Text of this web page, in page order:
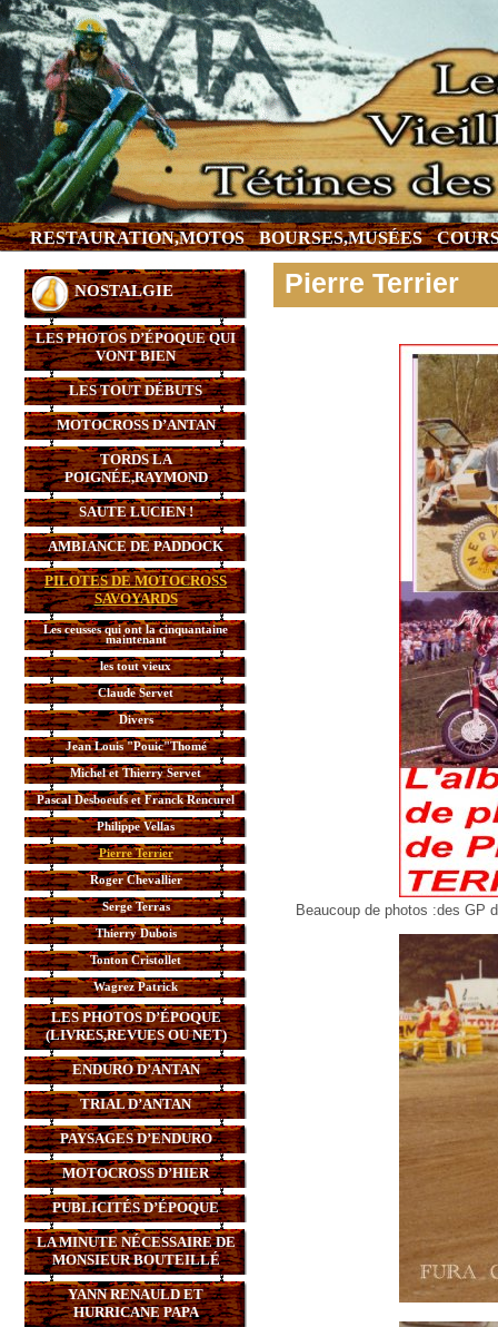
RESTAURATION,MOTOS BOURSES,MUSÉES
NOSTALGIE
LES PHOTOS D’ÉPOQUE QUI
VONT BIEN
LES TOUT DÉBUTS
MOTOCROSS D’ANTAN
TORDS LA
POIGNÉE,RAYMOND
SAUTE LUCIEN !
AMBIANCE DE PADDOCK
PILOTES DE MOTOCROSS
SAVOYARDS
Les ceusses qui ont la cinquantaine
maintenant
les tout vieux
Claude Servet
Divers
Jean Louis "Pouic"Thomé
Michel et Thierry Servet
Pascal Desboeufs et Franck Rencurel
Philippe Vellas
Pierre Terrier
Roger Chevallier
Serge Terras
Thierry Dubois
Tonton Cristollet
Wagrez Patrick
LES PHOTOS D’ÉPOQUE
(LIVRES,REVUES OU NET)
ENDURO D’ANTAN
TRIAL D’ANTAN
PAYSAGES D’ENDURO
MOTOCROSS D’HIER
PUBLICITÉS D’ÉPOQUE
LA MINUTE NÉCESSAIRE DE
MONSIEUR BOUTEILLÉ
YANN RENAULD ET
HURRICANE PAPA
Pierre Terrier
Beaucoup de photos :des GP